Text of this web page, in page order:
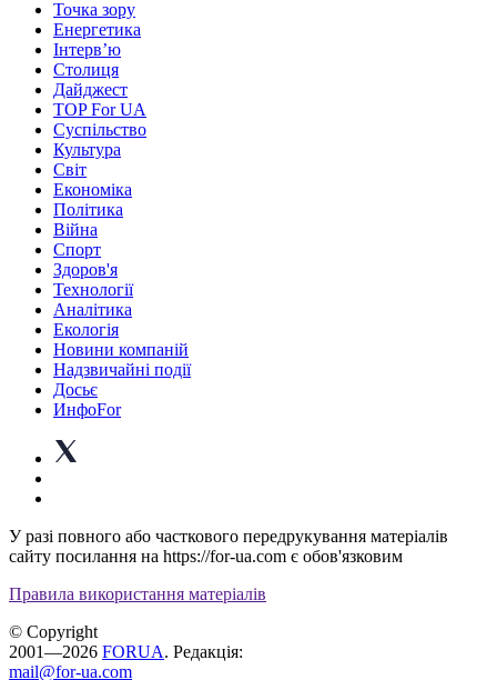
Точка зору
Енергетика
Інтерв’ю
Столиця
Дайджест
TOP For UA
Суспiльство
Культура
Світ
Економіка
Політика
Війна
Спорт
Здоров'я
Технології
Аналітика
Екологія
Новини компаній
Надзвичайні події
Досьє
ИнфоFor
У разі повного або часткового передрукування матеріалів
сайту посилання на https://for-ua.com є обов'язковим
Правила використання матеріалів
© Copyright
2001—2026 FORUA. Редакція:
mail@for-ua.com